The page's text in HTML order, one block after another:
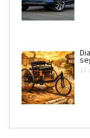
17